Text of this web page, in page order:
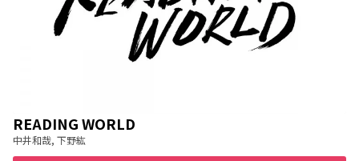
READING WORLD
中井和哉, 下野紘